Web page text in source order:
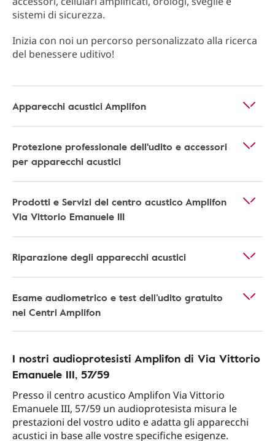
sistemi di sicurezza.
Inizia con noi un percorso personalizzato alla ricerca
del benessere uditivo!
Apparecchi acustici Amplifon
Protezione professionale dell'udito e accessori
per apparecchi acustici
Prodotti e Servizi del centro acustico Amplifon
Via Vittorio Emanuele III
Riparazione degli apparecchi acustici
Esame audiometrico e test dell’udito gratuito
nei Centri Amplifon
I nostri audioprotesisti Amplifon di Via Vittorio
Emanuele III, 57/59
Presso il centro acustico Amplifon Via Vittorio
Emanuele III, 57/59 un audioprotesista misura le
prestazioni del vostro udito e adatta gli apparecchi
acustici in base alle vostre specifiche esigenze.